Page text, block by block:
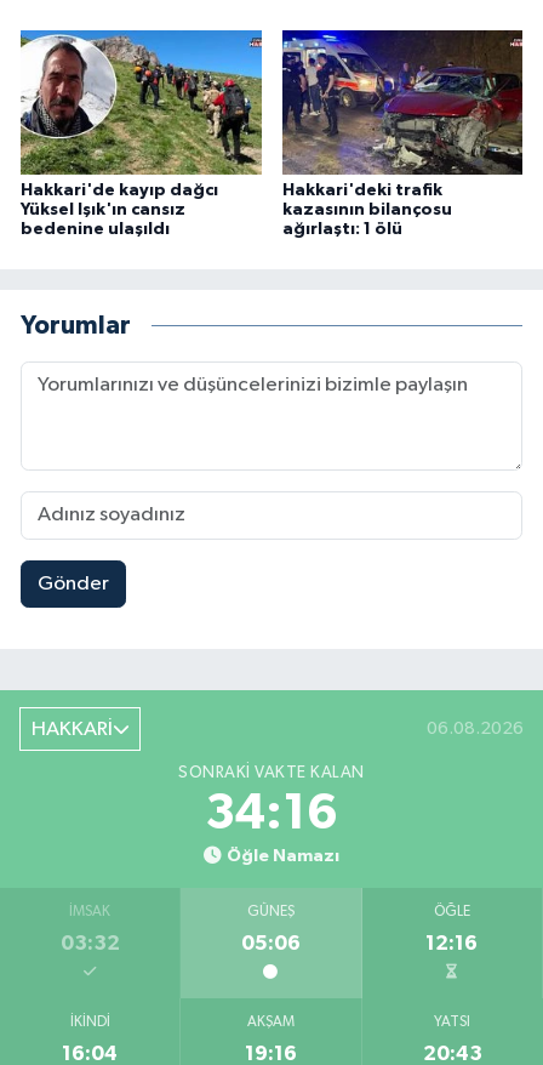
Hakkari'de kayıp dağcı
Yüksel Işık'ın cansız
bedenine ulaşıldı
Hakkari'deki trafik
kazasının bilançosu
ağırlaştı: 1 ölü
Yorumlar
Gönder
HAKKARİ 06.08.2026
SONRAKI VAKTE KALAN
34:14
Öğle Namazı
İMSAK
03:32
GÜNEŞ
05:06
ÖĞLE
12:16
İKINDI
16:04
AKŞAM
19:16
YATSI
20:43